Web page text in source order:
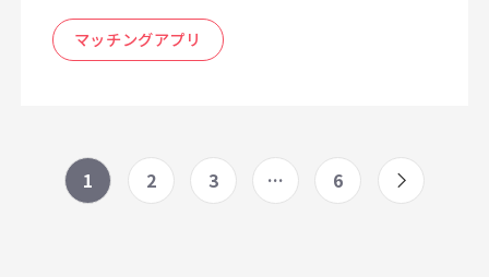
マッチングアプリ
1 2 3 … 6